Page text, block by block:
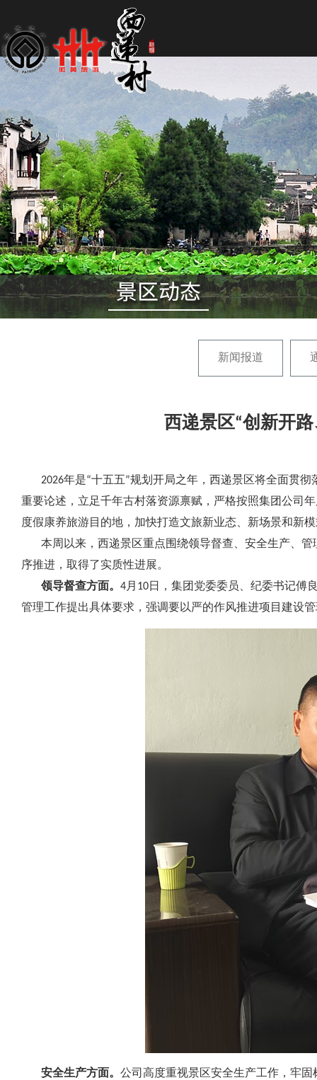
新闻报道
西递景区“创新开
2026年是“十五五”规划开局之年，西递景区将全面贯彻
重要论述，立足千年古村落资源禀赋，严格按照集团公司
度假康养旅游目的地，加快打造文旅新业态、新场景和新
本周以来，西递景区重点围绕领导督查、安全生产、管
序推进，取得了实质性进展。
领导督查方面。 4月10日，集团党委委员、纪委书记傅
管理工作提出具体要求，强调要以严的作风推进项目建设
安全生产方面。 公司高度重视景区安全生产工作，牢